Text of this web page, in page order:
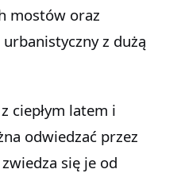
mostów oraz
urbanistyczny z dużą
ciepłym latem i
odwiedzać przez
się je od